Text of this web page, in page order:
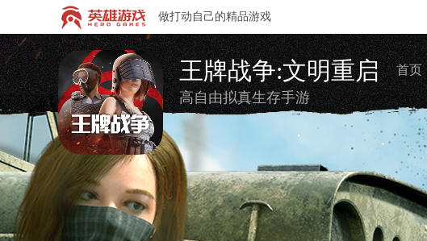
做打动自己的精品游戏
王牌战争:文明重启
高自由拟真生存手游
首页